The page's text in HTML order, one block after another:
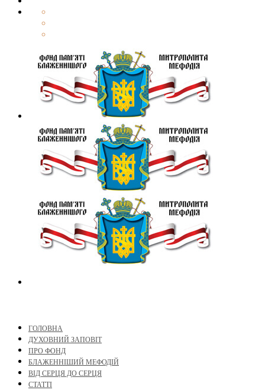
ГОЛОВНА
ДУХОВНИЙ ЗАПОВІТ
ПРО ФОНД
БЛАЖЕННІШИЙ МЕФОДІЙ
ВІД СЕРЦЯ ДО СЕРЦЯ
СТАТТІ